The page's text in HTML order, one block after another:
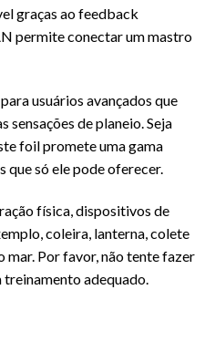
graças ao feedback
permite conectar um mastro
usuários avançados que
sensações de planeio. Seja
foil promete uma gama
que só ele pode oferecer.
física, dispositivos de
coleira, lanterna, colete
mar. Por favor, não tente fazer
adequado.